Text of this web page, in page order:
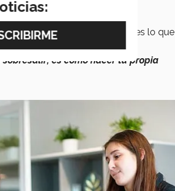
estas te ayudarán a saber qué es lo que
es como hacer tu propia